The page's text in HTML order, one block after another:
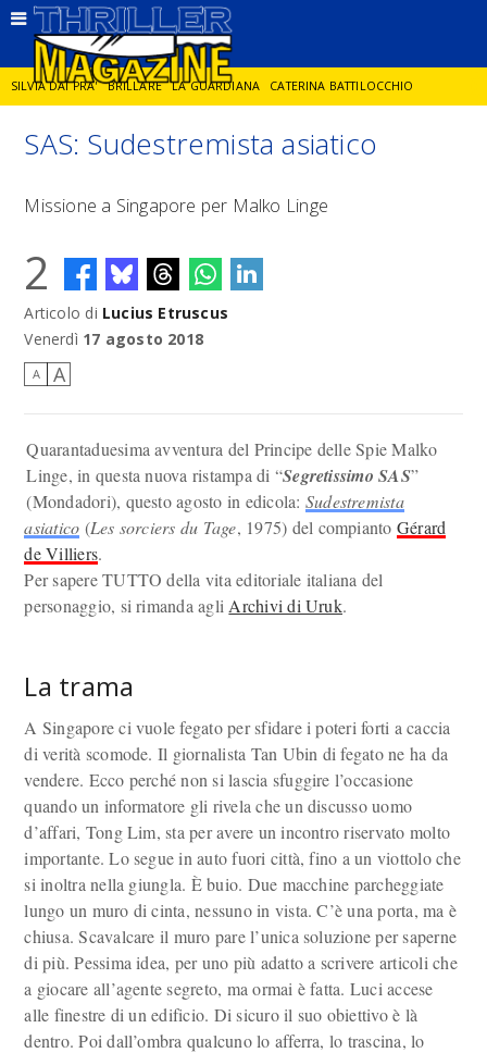
SILVIA DAI PRA' BRILLARE LA GUARDIANA CATERINA BATTILOCCHIO
JORGE DIAZ LA SPIA DELITTO IN CORNICE GIANCARLO DE CATALDO
SAS: Sudestremista asiatico
Missione a Singapore per Malko Linge
2
Articolo di Lucius Etruscus
Venerdì 17 agosto 2018
A A
Quarantaduesima avventura del Principe delle Spie Malko
Linge, in questa nuova ristampa di “Segretissimo SAS”
(Mondadori), questo agosto in edicola: Sudestremista
asiatico (Les sorciers du Tage, 1975) del compianto Gérard
de Villiers.
Per sapere TUTTO della vita editoriale italiana del
personaggio, si rimanda agli Archivi di Uruk.
La trama
A Singapore ci vuole fegato per sfidare i poteri forti a caccia
di verità scomode. Il giornalista Tan Ubin di fegato ne ha da
vendere. Ecco perché non si lascia sfuggire l’occasione
quando un informatore gli rivela che un discusso uomo
d’affari, Tong Lim, sta per avere un incontro riservato molto
importante. Lo segue in auto fuori città, fino a un viottolo che
si inoltra nella giungla. È buio. Due macchine parcheggiate
lungo un muro di cinta, nessuno in vista. C’è una porta, ma è
chiusa. Scavalcare il muro pare l’unica soluzione per saperne
di più. Pessima idea, per uno più adatto a scrivere articoli che
a giocare all’agente segreto, ma ormai è fatta. Luci accese
alle finestre di un edificio. Di sicuro il suo obiettivo è là
dentro. Poi dall’ombra qualcuno lo afferra, lo trascina, lo